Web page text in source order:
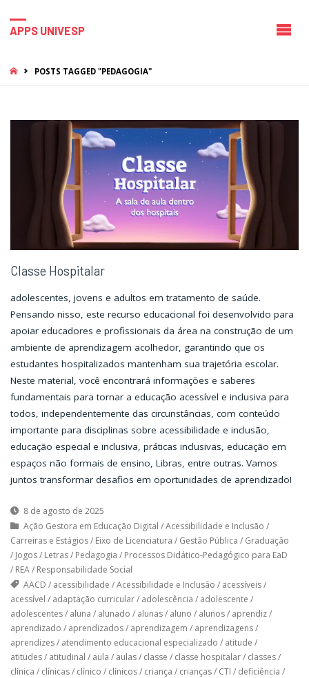
APPS UNIVESP
HOMEPOSTS TAGGED "PEDAGOGIA"
Classe Hospitalar
adolescentes, jovens e adultos em tratamento de saúde.
Pensando nisso, este recurso educacional foi desenvolvido para
apoiar educadores e profissionais da área na construção de um
ambiente de aprendizagem acolhedor, garantindo que os
estudantes hospitalizados mantenham sua trajetória escolar.
Neste material, você encontrará informações e saberes
fundamentais para tornar a educação acessível e inclusiva para
todos, independentemente das circunstâncias, com conteúdo
importante para disciplinas sobre acessibilidade e inclusão,
educação especial e inclusiva, práticas inclusivas, educação em
espaços não formais de ensino, Libras, entre outras. Vamos
juntos transformar desafios em oportunidades de aprendizado!
8 de agosto de 2025
Ação Gestora em Educação Digital /Acessibilidade e Inclusão /
Carreiras e Estágios/ Eixo de Licenciatura / Gestão Pública / Graduação
/ Jogos/ Letras/ Pedagogia / Processos Didático-Pedagógico para EaD
/ REA/ Responsabilidade Social
AACD / acessibilidade /Acessibilidade e Inclusão / acessíveis/
acessível / adaptação curricular/ adolescência / adolescente /
adolescentes/ aluna / alunado / alunas/ aluno / alunos/ aprendiz/
aprendizado / aprendizados/ aprendizagem / aprendizagens/
aprendizes/ atendimento educacional especializado / atitude /
atitudes/ atitudinal / aula / aulas/ classe / classe hospitalar/ classes/
clínica / clínicas/ clínico / clínicos/ criança / crianças/ CTI / deficiência /